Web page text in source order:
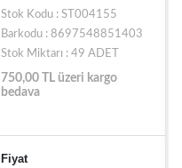
Stok Kodu : ST004155
Barkodu : 8697548851403
Stok Miktarı : 49 ADET
750,00 TL üzeri kargo
bedava
Fiyat